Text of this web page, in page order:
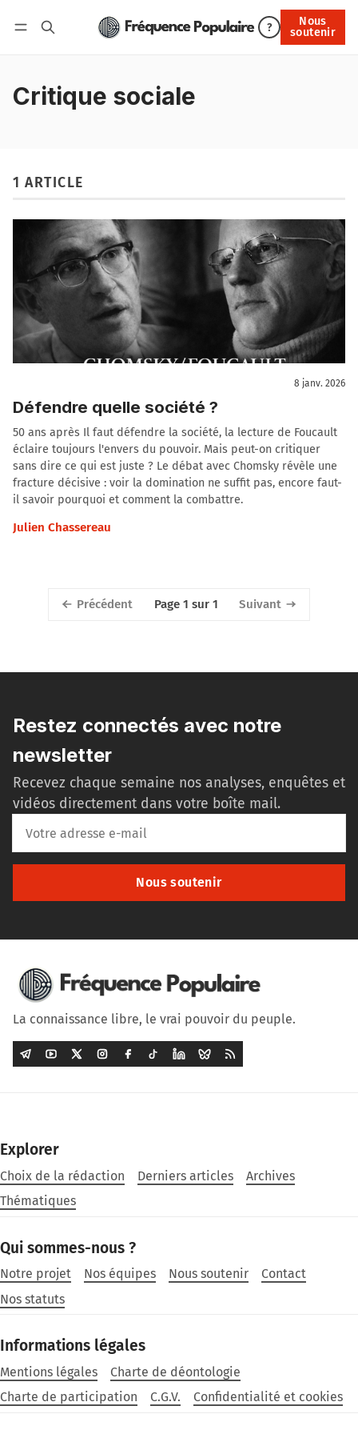
?
Nous
soutenir
Nous soutenir
Critique sociale
1 ARTICLE
8 janv. 2026
Défendre quelle société ?
50 ans après Il faut défendre la société, la lecture de Foucault
éclaire toujours l'envers du pouvoir. Mais peut-on critiquer
sans dire ce qui est juste ? Le débat avec Chomsky révèle une
fracture décisive : voir la domination ne suffit pas, encore faut-
il savoir pourquoi et comment la combattre.
Julien Chassereau
Précédent Page 1 sur 1 Suivant
Restez connectés avec notre
newsletter
Recevez chaque semaine nos analyses, enquêtes et
vidéos directement dans votre boîte mail.
Nous soutenir
La connaissance libre, le vrai pouvoir du peuple.
Explorer
Choix de la rédaction Derniers articles
Archives
Thématiques
Qui sommes-nous ?
Notre projet Nos équipes Nous soutenir
Contact
Nos statuts
Informations légales
Mentions légales
Charte de déontologie
Charte de participation
C.G.V. Confidentialité et cookies